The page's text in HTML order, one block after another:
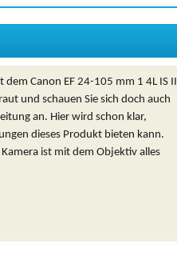
dem Canon EF 24-105 mm 1 4L IS II
und schauen Sie sich doch auch
an. Hier wird schon klar,
dieses Produkt bieten kann.
ist mit dem Objektiv alles